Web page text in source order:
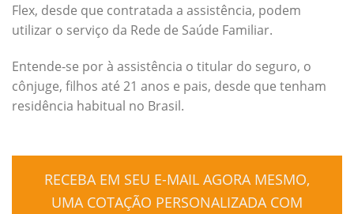
Flex, desde que contratada a assistência, podem
utilizar o serviço da Rede de Saúde Familiar.
Entende-se por à assistência o titular do seguro, o
cônjuge, filhos até 21 anos e pais, desde que tenham
residência habitual no Brasil.
RECEBA EM SEU E-MAIL AGORA MESMO,
UMA COTAÇÃO PERSONALIZADA COM